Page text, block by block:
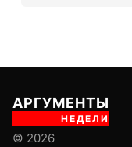
АРГУМЕНТЫ
НЕДЕЛИ
© 2026